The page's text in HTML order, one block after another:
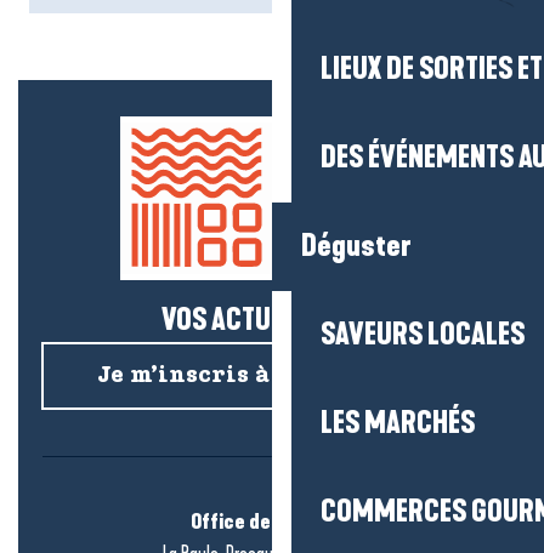
LIEUX DE SORTIES
DES ÉVÉNEMENTS
Déguster
SAVEURS LOCALES
LES MARCHÉS
COMMERCES
VOS ACTUS SALÉES !
Je m’inscris à la newsletter
Office de tourisme